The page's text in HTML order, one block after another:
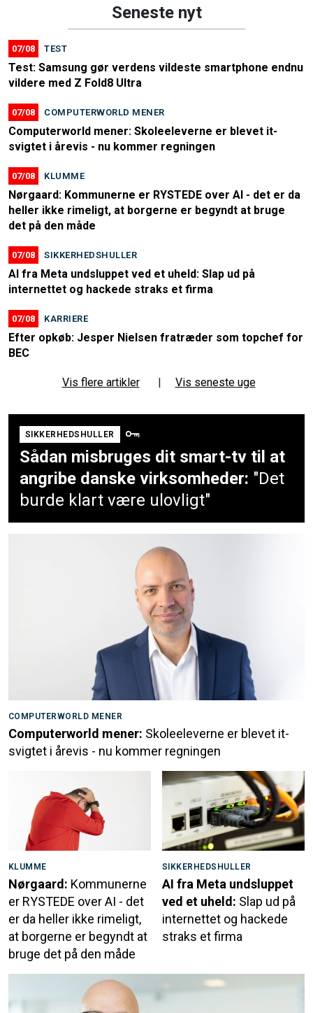
Seneste nyt
07/08 TEST
Test: Samsung gør verdens vildeste smartphone endnu
vildere med Z Fold8 Ultra
07/08 COMPUTERWORLD MENER
Computerworld mener: Skoleeleverne er blevet it-
svigtet i årevis - nu kommer regningen
07/08 KLUMME
Nørgaard: Kommunerne er RYSTEDE over AI - det er da
heller ikke rimeligt, at borgerne er begyndt at bruge
det på den måde
07/08 SIKKERHEDSHULLER
AI fra Meta undsluppet ved et uheld: Slap ud på
internettet og hackede straks et firma
07/08 KARRIERE
Efter opkøb: Jesper Nielsen fratræder som topchef for
BEC
Vis flere artikler | Vis seneste uge
SIKKERHEDSHULLER
Sådan misbruges dit smart-tv til at
angribe danske virksomheder: "Det
burde klart være ulovligt"
COMPUTERWORLD MENER
Computerworld mener: Skoleeleverne er blevet it-
svigtet i årevis - nu kommer regningen
KLUMME
Nørgaard: Kommunerne
er RYSTEDE over AI - det
er da heller ikke rimeligt,
at borgerne er begyndt at
bruge det på den måde
SIKKERHEDSHULLER
AI fra Meta undsluppet
ved et uheld: Slap ud på
internettet og hackede
straks et firma